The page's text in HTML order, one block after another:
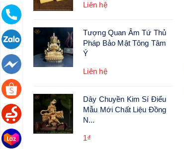
Liên hệ
Tượng Quan Âm Tứ Thủ
Pháp Bảo Mật Tông Tâm
Ý
Liên hệ
Dây Chuyền Kim Sí Điểu
Mẫu Mới Chất Liệu Đồng
N...
1₫